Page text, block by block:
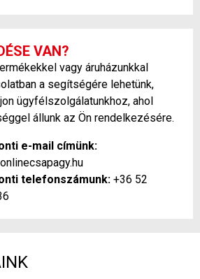
VAN?
vagy áruházunkkal
a segítségére lehetünk,
ügyfélszolgálatunkhoz, ahol
állunk az Ön rendelkezésére.
e-mail címünk:
telefonszámunk: +36 52